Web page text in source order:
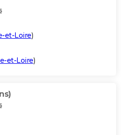
et-Loire)
et-Loire)